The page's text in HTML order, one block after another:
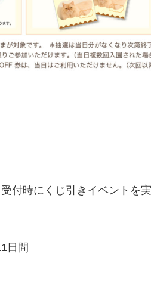
付時にくじ引きイベントを実
日間